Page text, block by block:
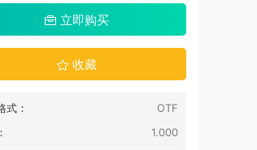
立即购买
收藏
式：
OTF
1.000